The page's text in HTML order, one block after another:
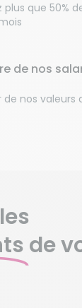
plus que 50%
de nos
de nos valeurs
de